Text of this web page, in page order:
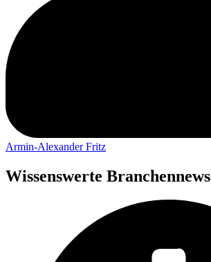
Armin-Alexander Fritz
Wissenswerte Branchennews